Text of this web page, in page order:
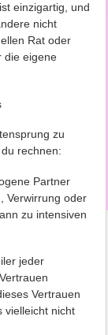
einzigartig, und
nicht
Rat oder
die eigene
zu
rechnen:
Partner
Verwirrung oder
zu intensiven
jeder
Vertrauen
vielleicht nicht